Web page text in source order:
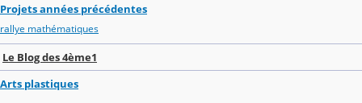
Projets années précédentes
rallye mathématiques
Le Blog des 4ème1
Arts plastiques